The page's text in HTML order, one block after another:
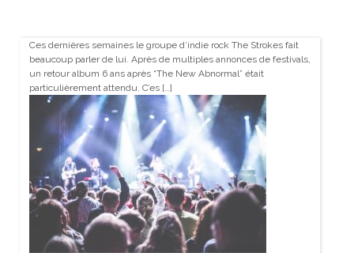
Ces dernières semaines le groupe d’indie rock The Strokes fait
beaucoup parler de lui. Après de multiples annonces de festivals,
un retour album 6 ans après “The New Abnormal” était
particulièrement attendu. C’es […]